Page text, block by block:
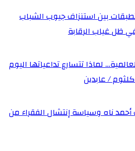
بين استنزاف جيوب الشباب
ظل غياب الرقابة
لماذا تتسارع تداعياتها اليوم
/ عابدين
ناه وسياسة إنتشال الفقراء من